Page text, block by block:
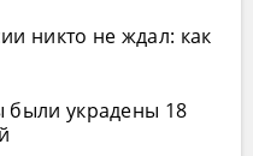
никто не ждал: как
были украдены 18